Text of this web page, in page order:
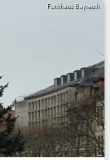
Funkhaus Bayreuth